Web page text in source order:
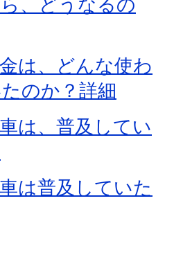
、どうなるの
は、どんな使わ
のか？詳細
は、普及してい
は普及していた